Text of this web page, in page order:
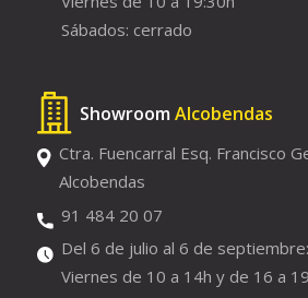
Sábados: cerrado
Showroom Alcobendas
Ctra. Fuencarral Esq. Francisco
Alcobendas
91 484 20 07
Del 6 de julio al 6 de
Viernes de 10 a 14h y de 16 a